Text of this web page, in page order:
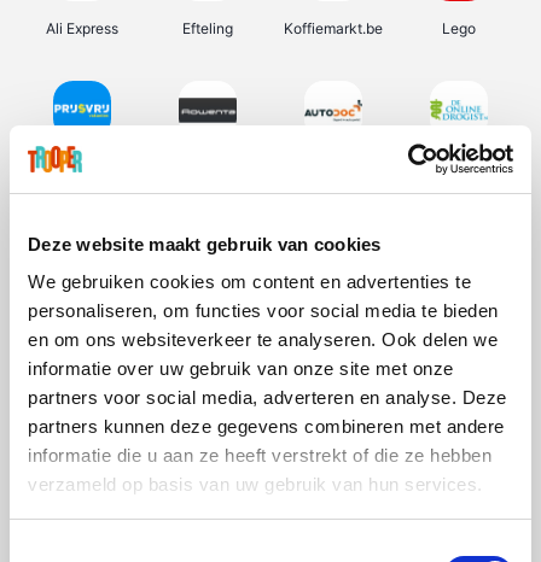
Deze website maakt gebruik van cookies
We gebruiken cookies om content en advertenties te
personaliseren, om functies voor social media te bieden
en om ons websiteverkeer te analyseren. Ook delen we
informatie over uw gebruik van onze site met onze
partners voor social media, adverteren en analyse. Deze
partners kunnen deze gegevens combineren met andere
informatie die u aan ze heeft verstrekt of die ze hebben
verzameld op basis van uw gebruik van hun services.
Ali Express Efteling Koffiemarkt.be Lego
Prijsvrij De Online Drogist
Vidaxl Plopsa Lampenlicht.be Adidas
All Accor